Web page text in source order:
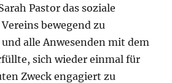
Pastor das soziale
bewegend zu
alle Anwesenden mit dem
sich wieder einmal für
Zweck engagiert zu